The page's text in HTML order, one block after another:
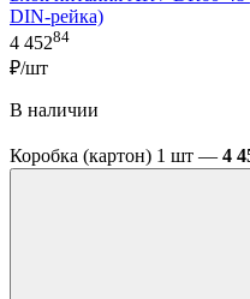
DIN-рейка)
4 45284
₽/шт
В наличии
Коробка (картон) 1 шт — 4